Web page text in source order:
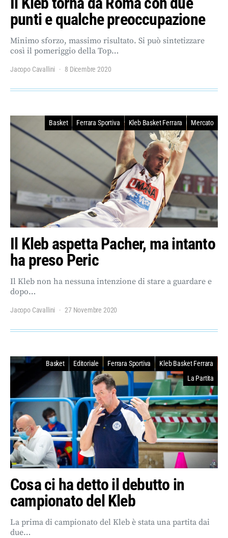
punti e qualche preoccupazione
Minimo sforzo, massimo risultato. Si può sintetizzare
così il pomeriggio della Top…
Jacopo Cavallini 8 Dicembre 2020
Basket Ferrara Sportiva Kleb Basket Ferrara Mercato
Il Kleb aspetta Pacher, ma intanto
ha preso Peric
Il Kleb non ha nessuna intenzione di stare a guardare e
dopo…
Jacopo Cavallini 27 Novembre 2020
Basket Editoriale Ferrara Sportiva
Kleb Basket Ferrara
La Partita
Cosa ci ha detto il debutto in
campionato del Kleb
La prima di campionato del Kleb è stata una partita dai
due…